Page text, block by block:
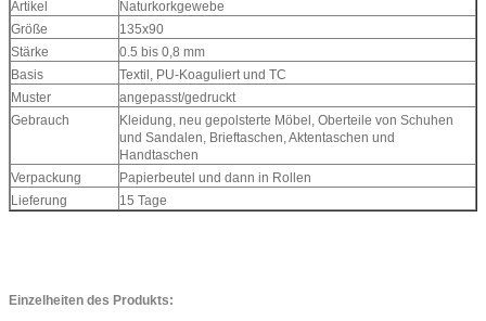
Artikel
Naturkorkgewebe
Größe
135x90
Stärke
0.5 bis 0,8 mm
Basis
Textil, PU-Koaguliert und TC
Muster
angepasst/gedruckt
Gebrauch
Kleidung, neu gepolsterte Möbel, Oberteile von Schuhen
und Sandalen, Brieftaschen, Aktentaschen und
Handtaschen
Verpackung
Papierbeutel und dann in Rollen
Lieferung
15 Tage
Einzelheiten des Produkts: